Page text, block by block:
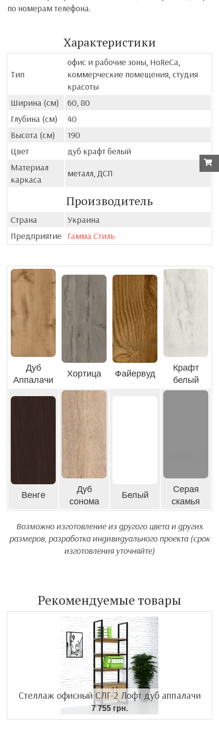
по номерам телефона.
Характеристики
Тип
офис и рабочие зоны, HoReCa,
коммерческие помещения, студия
красоты
Ширина (см)
60, 80
Глубина (см)
40
Высота (см)
190
Цвет
дуб крафт белый
Материал
каркаса
металл, ДСП
Производитель
Страна
Украина
Предприятие
Гамма Стиль
Дуб
Аппалачи
Хортица Файервуд
Крафт
белый
Венге
Дуб
сонома
Белый
Серая
скамья
Возможно изготовление из другого цвета и других
размеров, разработка индивидуального проекта (срок
изготовления уточняйте)
Рекомендуемые товары
Стеллаж офисный СЛГ-2 Лофт дуб аппалачи
7 755 грн.